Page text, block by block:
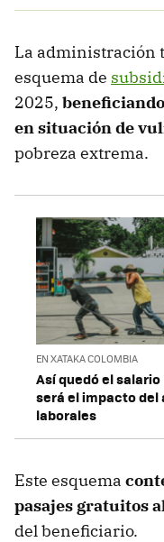
La administración
esquema de
2025,
en situación de
pobreza extrema.
EN XATAKA COLOMBIA
Así quedó el
será el impacto
laborales
Este esquema
pasajes gratuitos
del beneficiario.